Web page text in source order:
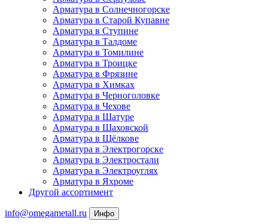
Арматура в Солнечногорске
Арматура в Старой Купавне
Арматура в Ступине
Арматура в Талдоме
Арматура в Томилине
Арматура в Троицке
Арматура в Фрязине
Арматура в Химках
Арматура в Черноголовке
Арматура в Чехове
Арматура в Шатуре
Арматура в Шаховской
Арматура в Щёлкове
Арматура в Электрогорске
Арматура в Электростали
Арматура в Электроуглях
Арматура в Яхроме
Другой ассортимент
info@omegametall.ru Инфо